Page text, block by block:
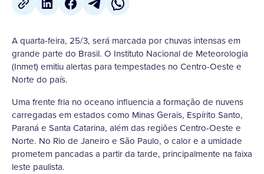
A quarta-feira, 25/3, será marcada por chuvas intensas em
grande parte do Brasil. O Instituto Nacional de Meteorologia
(Inmet) emitiu alertas para tempestades no Centro-Oeste e
Norte do país.
Uma frente fria no oceano influencia a formação de nuvens
carregadas em estados como Minas Gerais, Espírito Santo,
Paraná e Santa Catarina, além das regiões Centro-Oeste e
Norte. No Rio de Janeiro e São Paulo, o calor e a umidade
prometem pancadas a partir da tarde, principalmente na faixa
leste paulista.